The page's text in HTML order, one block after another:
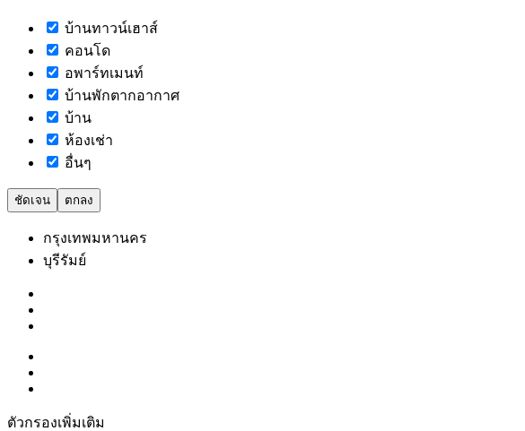
บ้านทาวน์เฮาส์
คอนโด
อพาร์ทเมนท์
บ้านพักตากอากาศ
บ้าน
ห้องเช่า
อื่นๆ
ชัดเจน ตกลง
กรุงเทพมหานคร
บุรีรัมย์
ตัวกรองเพิ่มเติม